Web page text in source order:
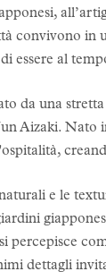
convivono in
di essere al
da una
Aizaki. Nato
e le
percepisce
dettagli